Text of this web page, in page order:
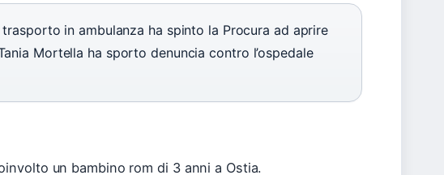
in ambulanza ha spinto la Procura ad aprire
Mortella ha sporto denuncia contro l’ospedale
un bambino rom di 3 anni a Ostia.